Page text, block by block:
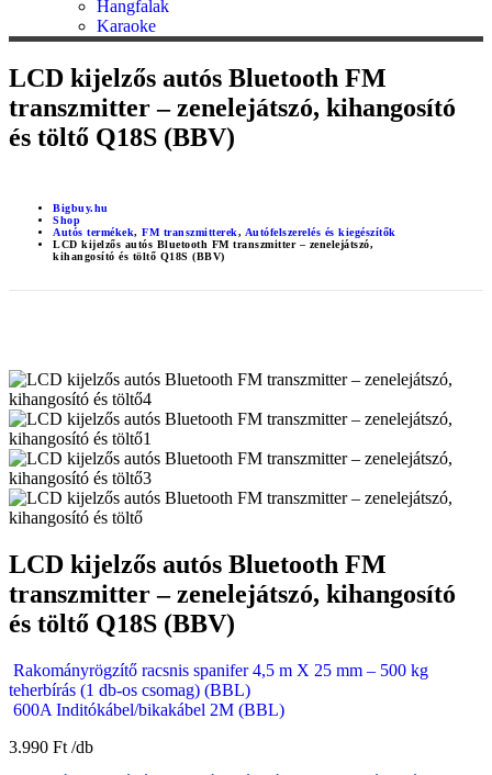
Hangfalak
Karaoke
LCD kijelzős autós Bluetooth FM
transzmitter – zenelejátszó, kihangosító
és töltő Q18S (BBV)
Bigbuy.hu
Shop
Autós termékek, FM transzmitterek, Autófelszerelés és kiegészítők
LCD kijelzős autós Bluetooth FM transzmitter – zenelejátszó,
kihangosító és töltő Q18S (BBV)
LCD kijelzős autós Bluetooth FM
transzmitter – zenelejátszó, kihangosító
és töltő Q18S (BBV)
Rakományrögzítő racsnis spanifer 4,5 m X 25 mm – 500 kg
teherbírás (1 db-os csomag) (BBL)
600A Inditókábel/bikakábel 2M (BBL)
3.990 Ft